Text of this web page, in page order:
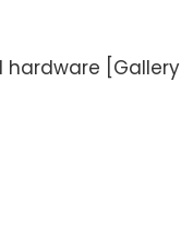
hardware [Gallery]